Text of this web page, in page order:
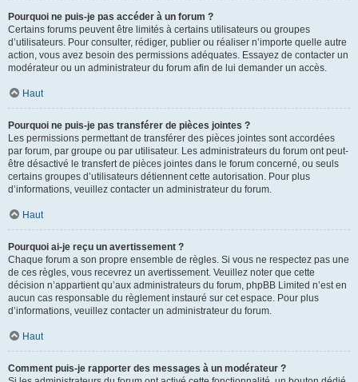
Pourquoi ne puis-je pas accéder à un forum ?
Certains forums peuvent être limités à certains utilisateurs ou groupes
d’utilisateurs. Pour consulter, rédiger, publier ou réaliser n’importe quelle autre
action, vous avez besoin des permissions adéquates. Essayez de contacter un
modérateur ou un administrateur du forum afin de lui demander un accès.
Haut
Pourquoi ne puis-je pas transférer de pièces jointes ?
Les permissions permettant de transférer des pièces jointes sont accordées
par forum, par groupe ou par utilisateur. Les administrateurs du forum ont peut-
être désactivé le transfert de pièces jointes dans le forum concerné, ou seuls
certains groupes d’utilisateurs détiennent cette autorisation. Pour plus
d’informations, veuillez contacter un administrateur du forum.
Haut
Pourquoi ai-je reçu un avertissement ?
Chaque forum a son propre ensemble de règles. Si vous ne respectez pas une
de ces règles, vous recevrez un avertissement. Veuillez noter que cette
décision n’appartient qu’aux administrateurs du forum, phpBB Limited n’est en
aucun cas responsable du règlement instauré sur cet espace. Pour plus
d’informations, veuillez contacter un administrateur du forum.
Haut
Comment puis-je rapporter des messages à un modérateur ?